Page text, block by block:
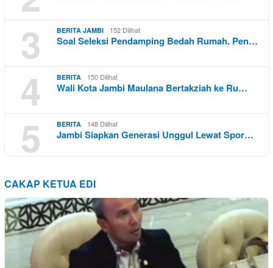
3 BERITA JAMBI 152 Dilihat
Soal Seleksi Pendamping Bedah Rumah. Pen…
4 BERITA 150 Dilihat
Wali Kota Jambi Maulana Bertakziah ke Ru…
5 BERITA 148 Dilihat
Jambi Siapkan Generasi Unggul Lewat Spor…
CAKAP KETUA EDI